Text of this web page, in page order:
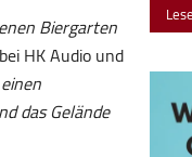
Biergarten
HK Audio und
das Gelände